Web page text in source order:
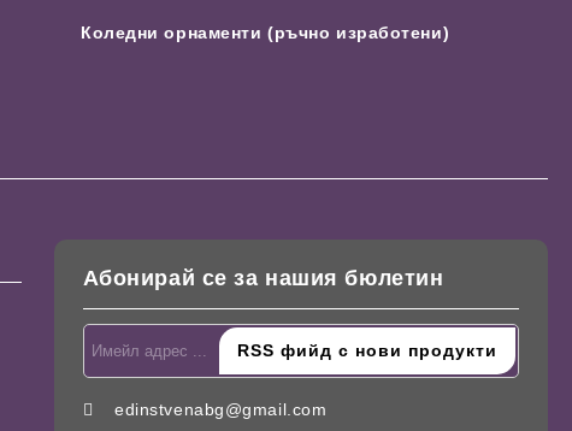
Коледни орнаменти (ръчно изработени)
Абонирай се за нашия бюлетин
edinstvenabg@gmail.com